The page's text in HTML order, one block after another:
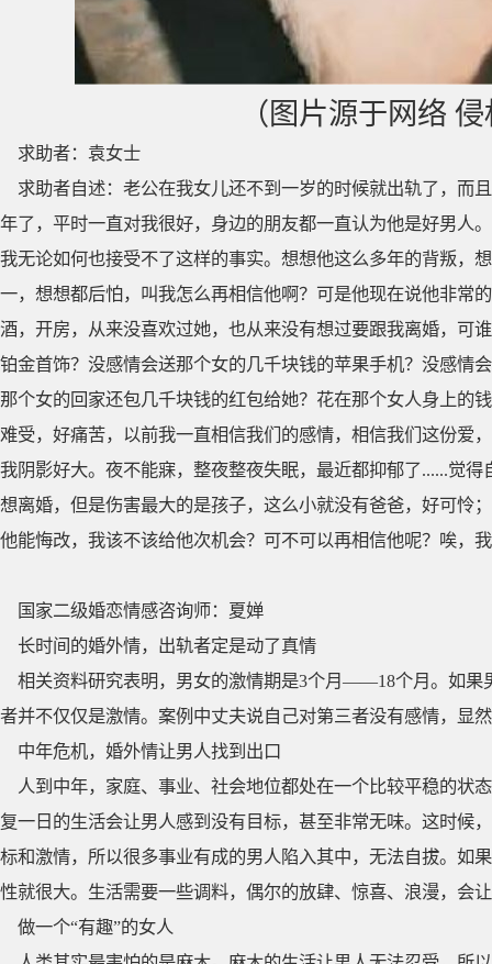
（图片源于网络
求助者：袁女士
求助者自述：老公在我女儿还不到一岁的时候就出轨了，而
年了，平时一直对我很好，身边的朋友都一直认为他是好男人
我无论如何也接受不了这样的事实。想想他这么多年的背叛，
一，想想都后怕，叫我怎么再相信他啊？可是他现在说他非常
酒，开房，从来没喜欢过她，也从来没有想过要跟我离婚，可
铂金首饰？没感情会送那个女的几千块钱的苹果手机？没感情
那个女的回家还包几千块钱的红包给她？花在那个女人身上的
难受，好痛苦，以前我一直相信我们的感情，相信我们这份爱
我阴影好大。夜不能寐，整夜整夜失眠，最近都抑郁了......觉
想离婚，但是伤害最大的是孩子，这么小就没有爸爸，好可怜
他能悔改，我该不该给他次机会？可不可以再相信他呢？唉，
国家二级婚恋情感咨询师：夏婵
长时间的婚外情，出轨者定是动了真情
相关资料研究表明，男女的激情期是3个月——18个月。如果
者并不仅仅是激情。案例中丈夫说自己对第三者没有感情，显
中年危机，婚外情让男人找到出口
人到中年，家庭、事业、社会地位都处在一个比较平稳的状
复一日的生活会让男人感到没有目标，甚至非常无味。这时候
标和激情，所以很多事业有成的男人陷入其中，无法自拔。如
性就很大。生活需要一些调料，偶尔的放肆、惊喜、浪漫，会
做一个“有趣”的女人